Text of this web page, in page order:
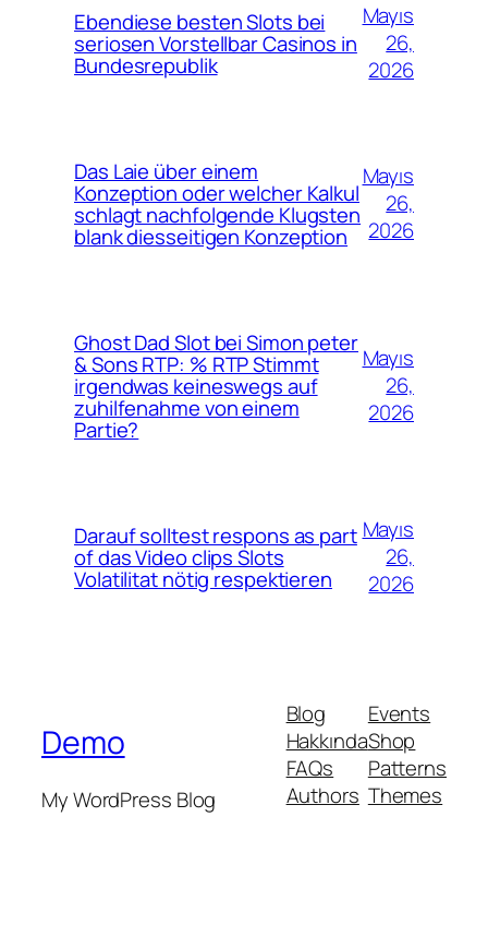
Ebendiese besten Slots bei
seriosen Vorstellbar Casinos in
Bundesrepublik
Mayıs
26,
2026
Das Laie über einem
Konzeption oder welcher Kalkul
schlagt nachfolgende Klugsten
blank diesseitigen Konzeption
Mayıs
26,
2026
Ghost Dad Slot bei Simon peter
& Sons RTP: % RTP Stimmt
irgendwas keineswegs auf
zuhilfenahme von einem
Partie?
Mayıs
26,
2026
Darauf solltest respons as part
of das Video clips Slots
Volatilitat nötig respektieren
Mayıs
26,
2026
Demo
My WordPress Blog
Blog
Hakkında
FAQs
Authors
Events
Shop
Patterns
Themes